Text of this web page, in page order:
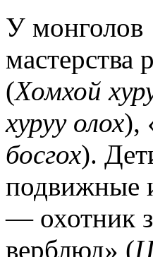
У монголов
мастерства
(Хомхой
хуруу олох),
босгох).
подвижные
— охотник
верблюд» (